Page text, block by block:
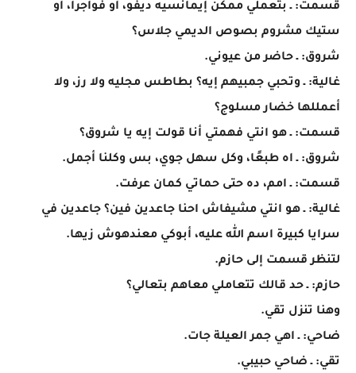
قسمت: ـ بتعملي ممكن إيمانسيه ديفو، أو فواجرا، أو
ستيك مشروم بصوص الديمي جلاس؟
شروق: ـ حاضر من عيوني.
غالية: ـ وتحبي جمبيهم إيه؟ بطاطس مجليه ولا رز، ولا
أعمللها خضار مسلوج؟
قسمت: ـ هو انتي فهمتي أنا قولت إيه يا شروق؟
شروق: ـ اه طبعًا، وكل سهل جوي، بس وكلنا أجمل.
قسمت: ـ امم، ده حتى حماتي كمان عرفت.
غالية: ـ هو انتي مشيفاش احنا جاعدين فين؟ جاعدين في
سرايا كبيرة اسم الله عليه، أبوكي معندهوش زيها.
لتنظر قسمت إلى حازم.
حازم: ـ حد قالك تتعاملي معاهم بتعالي؟
وهنا تنزل تقي.
ضاحي: ـ اهي جمر العيلة جات.
تقي: ـ ضاحي حبيبي.